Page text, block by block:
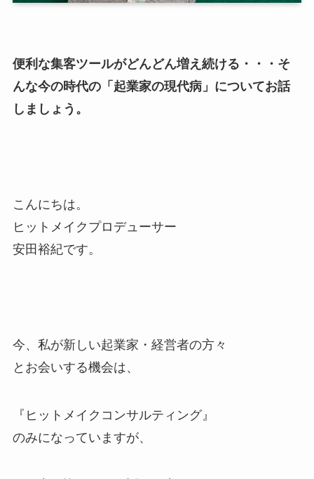
便利な集客ツールがどんどん増え続ける・・・そ
んな今の時代の「起業家の現代病」についてお話
しましょう。
こんにちは。
ヒットメイクプロデューサー
安田裕紀です。
今、私が新しい起業家・経営者の方々
とお会いする機会は、
『ヒットメイクコンサルティング』
のみになっていますが、